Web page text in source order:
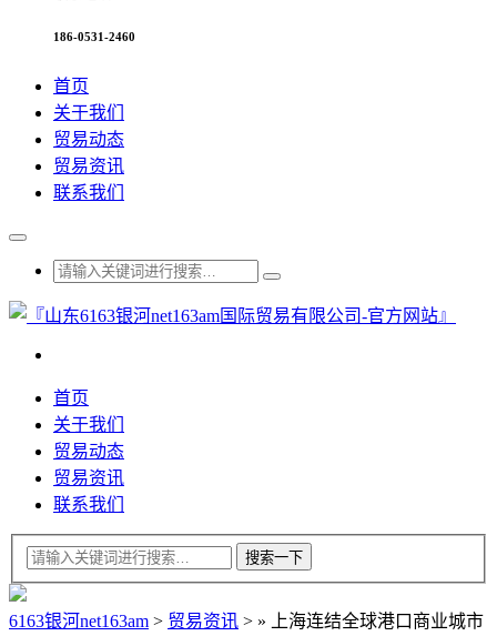
186-0531-2460
首页
关于我们
贸易动态
贸易资讯
联系我们
首页
关于我们
贸易动态
贸易资讯
联系我们
6163银河net163am > 贸易资讯 > » 上海连结全球港口商业城市